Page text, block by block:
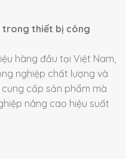
trong thiết bị công
hàng đầu tại Việt Nam,
nghiệp chất lượng và
cấp sản phẩm mà
nâng cao hiệu suất